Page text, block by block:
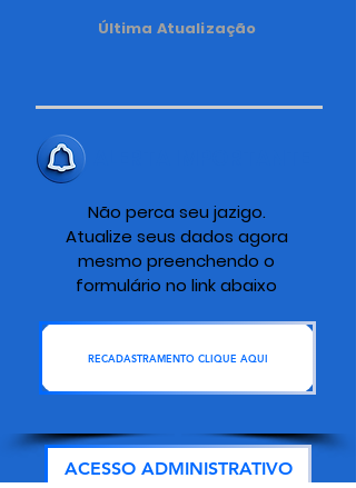
Última Atualização
Não perca seu jazigo.
Atualize seus dados agora
mesmo preenchendo o
formulário no link abaixo
RECADASTRAMENTO CLIQUE AQUI
ACESSO ADMINISTRATIVO